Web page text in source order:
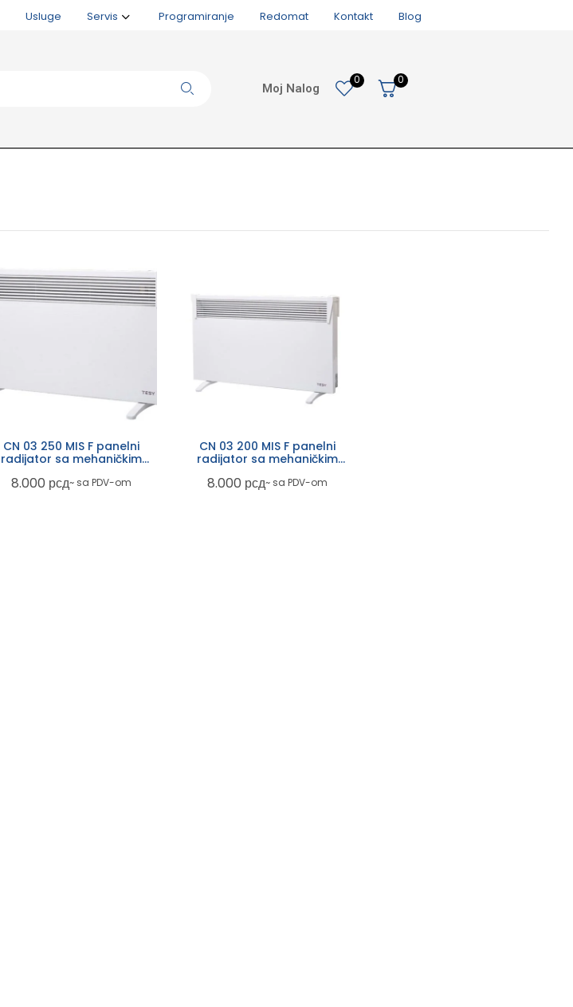
Usluge Servis Programiranje Redomat Kontakt Blog
Moj Nalog
0 0
CN 03 250 MIS F panelni
radijator sa mehaničkim
8.000 рсд~ sa PDV-om
CN 03 200 MIS F panelni
radijator sa mehaničkim
8.000 рсд~ sa PDV-om